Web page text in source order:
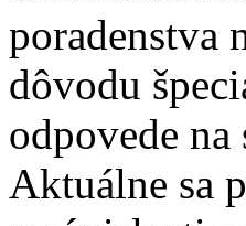
poradenstva
dôvodu
odpovede
Aktuálne sa